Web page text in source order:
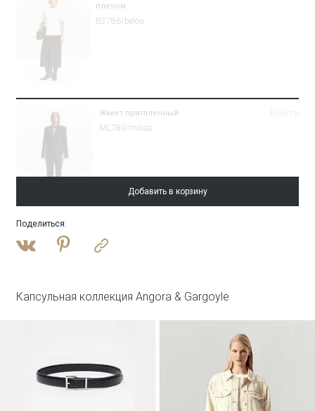
плечом
B2786/belou
Жакет приталенный
ML789/milisa
Войти
Блузка однотонная
Блузка B3287/lambik
Юбка S1125/milisa
Добавить в корзину
Поделиться:
Капсульная коллекция Angora & Gargoyle